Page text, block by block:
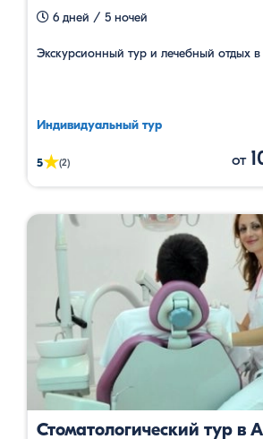
6 дней / 5 ночей
Экскурсионный тур и лечебный отдых
Индивидуальный тур
5★(2) от
Стоматологический тур в